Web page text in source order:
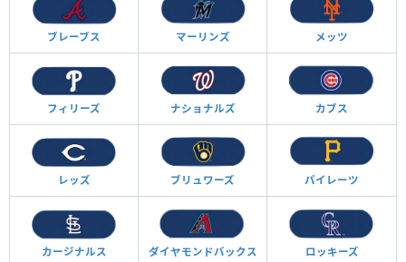
ブレーブス マーリンズ メッツ
フィリーズ ナショナルズ カブス
レッズ ブリュワーズ パイレーツ
カージナルス ダイヤモンドバックス ロッキーズ